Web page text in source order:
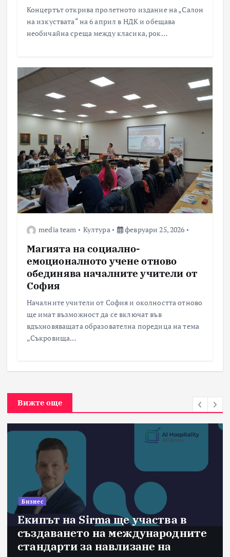
Концертът открива пролетното издание на „Салон
на изкуствата“ на 6 април в НДК и обещава
необичайна среща между класика, рок…
media team Култура февруари 25, 2026
Магията на социално-
емоционалното учене отново
обединява началните учители от
София
Началните учители от София и околността отново
ще имат възможност да се включат във
вдъхновяващата образователна поредица на тема
„Съкровища…
Вижте още
Бизнес
Екипът на Sirma ще участва в
създаването на международните
стандарти за навлизане на